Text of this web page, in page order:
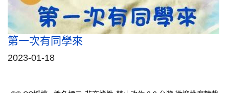
第一次有同學來
2023-01-18